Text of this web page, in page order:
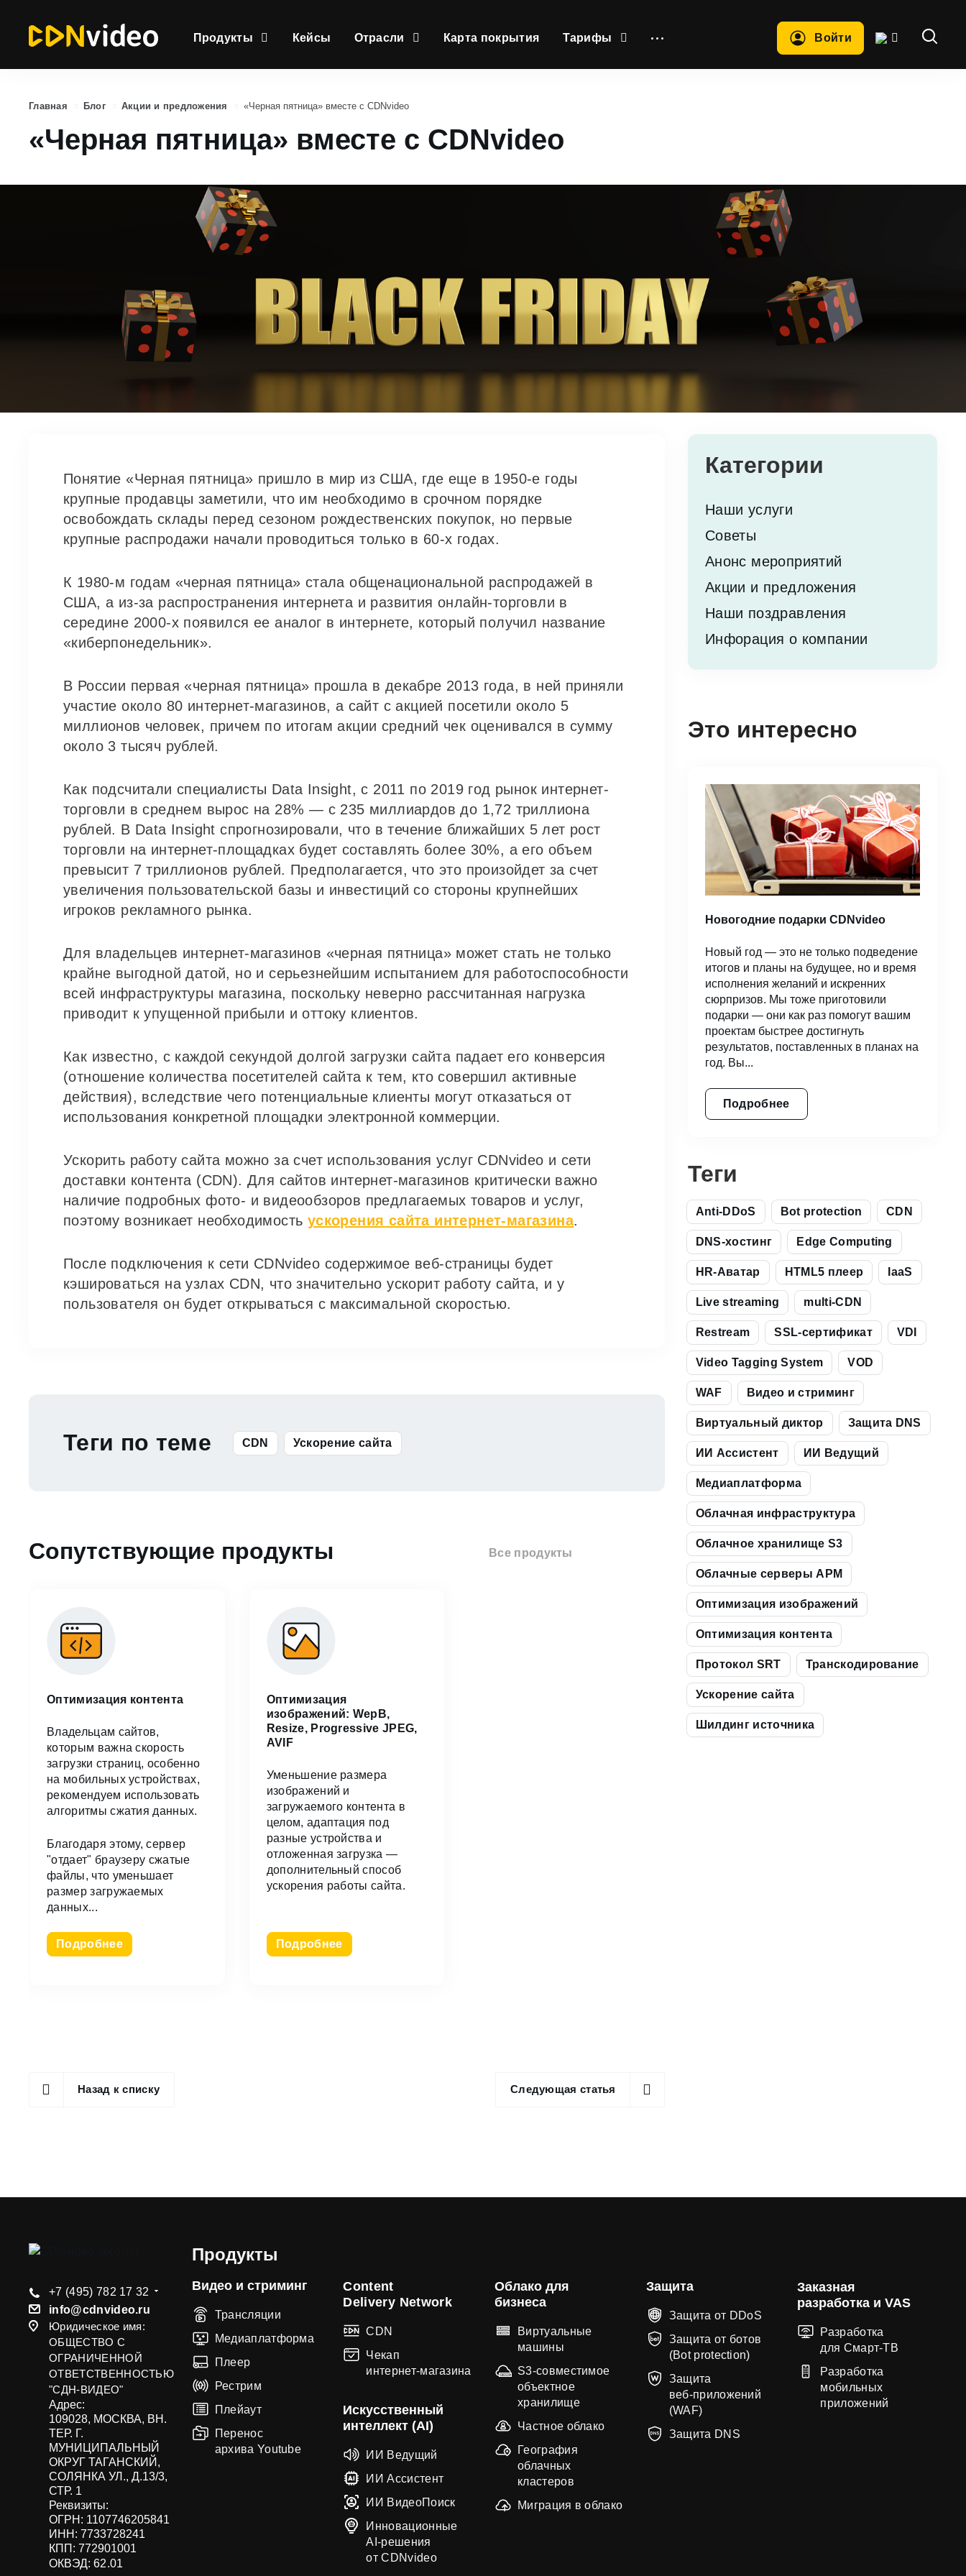
Войти
Продукты Кейсы Отрасли Карта покрытия Тарифы
Главная Блог Акции и предложения «Черная пятница» вместе с CDNvideo
«Черная пятница» вместе с CDNvideo
Понятие «Черная пятница» пришло в мир из США, где еще в 1950-е годы
крупные продавцы заметили, что им необходимо в срочном порядке
освобождать склады перед сезоном рождественских покупок, но первые
крупные распродажи начали проводиться только в 60-х годах.
К 1980-м годам «черная пятница» стала общенациональной распродажей в
США, а из-за распространения интернета и развития онлайн-торговли в
середине 2000-х появился ее аналог в интернете, который получил название
«киберпонедельник».
В России первая «черная пятница» прошла в декабре 2013 года, в ней приняли
участие около 80 интернет-магазинов, а сайт с акцией посетили около 5
миллионов человек, причем по итогам акции средний чек оценивался в сумму
около 3 тысяч рублей.
Как подсчитали специалисты Data Insight, с 2011 по 2019 год рынок интернет-
торговли в среднем вырос на 28% — с 235 миллиардов до 1,72 триллиона
рублей. В Data Insight спрогнозировали, что в течение ближайших 5 лет рост
торговли на интернет-площадках будет составлять более 30%, а его объем
превысит 7 триллионов рублей. Предполагается, что это произойдет за счет
увеличения пользовательской базы и инвестиций со стороны крупнейших
игроков рекламного рынка.
Для владельцев интернет-магазинов «черная пятница» может стать не только
крайне выгодной датой, но и серьезнейшим испытанием для работоспособности
всей инфраструктуры магазина, поскольку неверно рассчитанная нагрузка
приводит к упущенной прибыли и оттоку клиентов.
Как известно, с каждой секундой долгой загрузки сайта падает его конверсия
(отношение количества посетителей сайта к тем, кто совершил активные
действия), вследствие чего потенциальные клиенты могут отказаться от
использования конкретной площадки электронной коммерции.
Ускорить работу сайта можно за счет использования услуг CDNvideo и сети
доставки контента (CDN). Для сайтов интернет-магазинов критически важно
наличие подробных фото- и видеообзоров предлагаемых товаров и услуг,
поэтому возникает необходимость ускорения сайта интернет-магазина.
После подключения к сети CDNvideo содержимое веб-страницы будет
кэшироваться на узлах CDN, что значительно ускорит работу сайта, и у
пользователя он будет открываться с максимальной скоростью.
Теги по теме CDN Ускорение сайта
Сопутствующие продукты Все продукты
Оптимизация контента
Владельцам сайтов,
которым важна скорость
загрузки страниц, особенно
на мобильных устройствах,
рекомендуем использовать
алгоритмы сжатия данных.
Благодаря этому, сервер
"отдает" браузеру сжатые
файлы, что уменьшает
размер загружаемых
данных...
Подробнее
Оптимизация
изображений: WepB,
Resize, Progressive JPEG,
AVIF
Уменьшение размера
изображений и
загружаемого контента в
целом, адаптация под
разные устройства и
отложенная загрузка —
дополнительный способ
ускорения работы сайта.
Подробнее
Назад к списку Следующая статья
Категории
Наши услуги
Советы
Анонс мероприятий
Акции и предложения
Наши поздравления
Инфорация о компании
Это интересно
Новогодние подарки CDNvideo
Новый год — это не только подведение
итогов и планы на будущее, но и время
исполнения желаний и искренних
сюрпризов. Мы тоже приготовили
подарки — они как раз помогут вашим
проектам быстрее достигнуть
результатов, поставленных в планах на
год. Вы...
Подробнее
Теги
Anti-DDoS Bot protection CDN
DNS-хостинг Edge Computing
HR-Аватар HTML5 плеер IaaS
Live streaming multi-CDN
Restream SSL-сертификат VDI
Video Tagging System VOD
WAF Видео и стриминг
Виртуальный диктор Защита DNS
ИИ Ассистент ИИ Ведущий
Медиаплатформа
Облачная инфраструктура
Облачное хранилище S3
Облачные серверы АРМ
Оптимизация изображений
Оптимизация контента
Протокол SRT Транскодирование
Ускорение сайта
Шилдинг источника
+7 (495) 782 17 32
info@cdnvideo.ru
Юридическое имя:
ОБЩЕСТВО С
ОГРАНИЧЕННОЙ
ОТВЕТСТВЕННОСТЬЮ
"СДН-ВИДЕО"
Адрес:
109028, МОСКВА, ВН.
ТЕР. Г.
МУНИЦИПАЛЬНЫЙ
ОКРУГ ТАГАНСКИЙ,
СОЛЯНКА УЛ., Д.13/3,
СТР. 1
Реквизиты:
ОГРН: 1107746205841
ИНН: 7733728241
КПП: 772901001
ОКВЭД: 62.01
Продукты
Видео и стриминг
Трансляции
Медиаплатформа
Плеер
Рестрим
Плейаут
Перенос
архива Youtube
Content
Delivery Network
CDN
Чекап
интернет-магазина
Искусственный
интеллект (AI)
ИИ Ведущий
ИИ Ассистент
ИИ ВидеоПоиск
Инновационные
AI-решения
от CDNvideo
Облако для
бизнеса
Виртуальные
машины
S3-совместимое
объектное
хранилище
Частное облако
География
облачных
кластеров
Миграция в облако
Защита
Защита от DDoS
Защита от ботов
(Bot protection)
Защита
веб‑приложений
(WAF)
Защита DNS
Заказная
разработка и VAS
Разработка
для Смарт-ТВ
Разработка
мобильных
приложений